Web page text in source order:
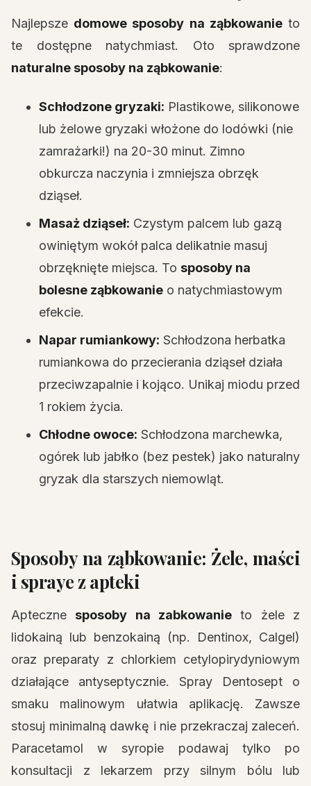
Najlepsze domowe sposoby na ząbkowanieto
te dostępne natychmiast. Oto sprawdzone
naturalne sposoby na ząbkowanie:
Schłodzone gryzaki: Plastikowe, silikonowe
lub żelowe gryzaki włożone do lodówki (nie
zamrażarki!) na 20-30 minut. Zimno
obkurcza naczynia i zmniejsza obrzęk
dziąseł.
Masaż dziąseł: Czystym palcem lub gazą
owiniętym wokół palca delikatnie masuj
obrzęknięte miejsca. To sposoby na
bolesne ząbkowanie o natychmiastowym
efekcie.
Napar rumiankowy: Schłodzona herbatka
rumiankowa do przecierania dziąseł działa
przeciwzapalnie i kojąco. Unikaj miodu przed
1 rokiem życia.
Chłodne owoce: Schłodzona marchewka,
ogórek lub jabłko (bez pestek) jako naturalny
gryzak dla starszych niemowląt.
Sposoby na ząbkowanie: Żele, maści
i spraye z apteki
Apteczne sposoby na zabkowanie to żele z
lidokainą lub benzokainą (np. Dentinox, Calgel)
oraz preparaty z chlorkiem cetylopirydyniowym
działające antyseptycznie. Spray Dentosept o
smaku malinowym ułatwia aplikację. Zawsze
stosuj minimalną dawkę i nie przekraczaj zaleceń.
Paracetamol w syropie podawaj tylko po
konsultacji z lekarzem przy silnym bólu lub